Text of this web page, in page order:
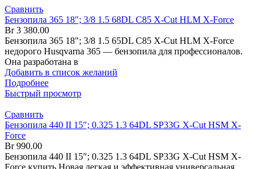
Сравнить
Бензопила 365 18″; 3/8 1.5 68DL C85 X-Cut HLM X-Force
Br3 380.00
Бензопила 365 18"; 3/8 1.5 65DL C85 X-Cut HLM X-Force
недорого Husqvarna 365 — бензопила для профессионалов.
Она разработана в
Добавить в список желаний
Подробнее
Быстрый просмотр
Сравнить
Бензопила 440 II 15″; 0.325 1.3 64DL SP33G X-Cut HSM X-
Force
Br990.00
Бензопила 440 II 15″; 0.325 1.3 64DL SP33G X-Cut HSM X-